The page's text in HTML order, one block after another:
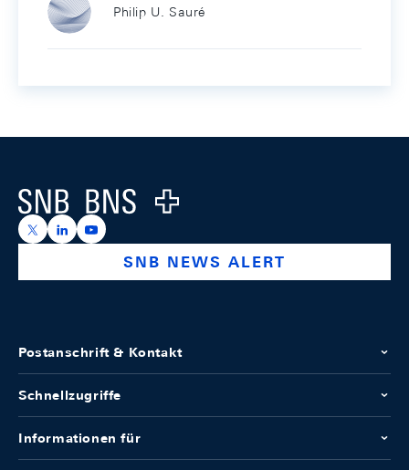
Philip U. Sauré
Logo
https://x.com/snb_bns
https://ch.linkedin.com/company/swiss-national-
https://www.youtube.com/@swissnationalbank
SNB NEWS ALERT
Postanschrift & Kontakt
Schnellzugriffe
Informationen für